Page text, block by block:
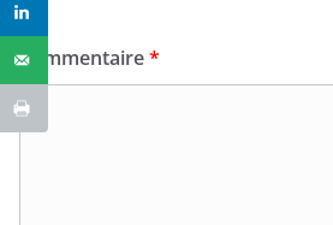
Commentaire*